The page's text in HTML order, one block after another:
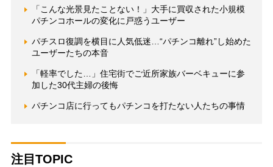
「こんな光景見たことない！」大手に買収された小規模
パチンコホールの変化に戸惑うユーザー
パチスロ復調を横目に人気低迷…“パチンコ離れ”し始めた
ユーザーたちの本音
「軽率でした…」住宅街でご近所家族バーベキューに参
加した30代主婦の後悔
パチンコ店に行ってもパチンコを打たない人たちの事情
注目TOPIC